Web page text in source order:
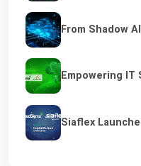
From Shadow
Empowering
Siaflex